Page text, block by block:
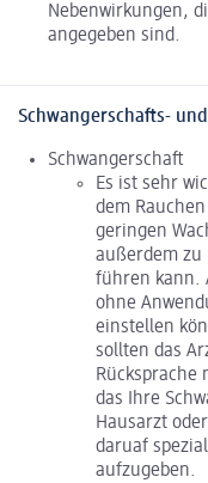
Nebenwirkungen,
angegeben sind.
Schwangerschafts-
Schwangerschaft
Es ist sehr
dem
geringen
außerdem zu
führen kann.
ohne
einstellen
sollten das
Rücksprache
das Ihre
Hausarzt
daruaf
aufzugeben.